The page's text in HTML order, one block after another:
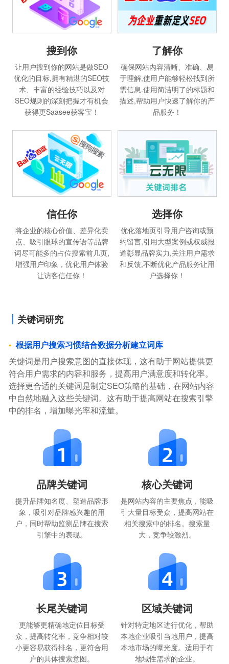
搜到你
让用户搜到你的网站是做SEO
优化的目标,拥有精湛的SEO技
术、丰富的经验技巧以及对
SEO规则的深刻把握才有机会
获得更Saasee获客宝！
了解你
确保网站内容清晰、准确、易
于理解,使用户能够轻松找到所
需信息.使用简洁明了的标题和
描述,帮助用户快速了解你的产
品服务！
信任你
将企业的核心价值、差异化卖
点、吸引眼球的宣传语等品牌
词尽可能多的占位搜索前几页,
增强用户印象，优化用户体验
让访客信任你！
选择你
优化落地页引导用户咨询或预
约留言,引用大型案例或权威报
道彰显品牌实力,关注用户需求
和反馈,不断优化产品服务让用
户选择你！
关键词研究
根据用户搜索习惯结合数据分析建立词库
关键词是用户搜索意图的直接体现，这有助于网站提供更
符合用户需求的内容和服务，提高用户满意度和转化率。
选择更合适的关键词是制定SEO策略的基础，在网站内容
中自然地融入这些关键词。这有助于提高网站在搜索引擎
中的排名，增加曝光率和流量。
品牌关键词
提升品牌知名度、塑造品牌形
象，吸引对品牌感兴趣的用
户，同时帮助监测品牌在搜索
引擎中的表现。
核心关键词
是网站内容的主要焦点，能吸
引大量目标受众，提高网站在
相关搜索中的排名。搜索量
大，竞争较激烈。
长尾关键词
更能够更精确地定位目标受
众，提高转化率，竞争相对较
小更容易获得排名，更符合用
户的具体搜索意图。
区域关键词
针对特定地区进行优化，帮助
本地企业吸引当地用户，提高
本地市场的曝光度。适用于有
地域性需求的企业。